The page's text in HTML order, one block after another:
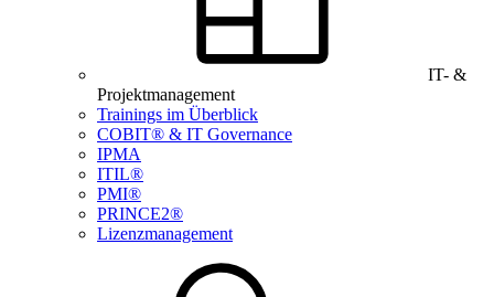
IT- &
Projektmanagement
Trainings im Überblick
COBIT® & IT Governance
IPMA
ITIL®
PMI®
PRINCE2®
Lizenzmanagement